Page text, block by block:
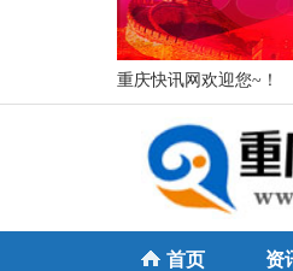
重庆快讯网欢迎您~！
首页 资